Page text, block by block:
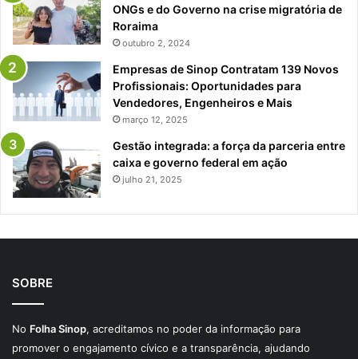
ONGs e do Governo na crise migratória de
Roraima
outubro 2, 2024
Empresas de Sinop Contratam 139 Novos
Profissionais: Oportunidades para
Vendedores, Engenheiros e Mais
março 12, 2025
Gestão integrada: a força da parceria entre
caixa e governo federal em ação
julho 21, 2025
SOBRE
No Folha Sinop, acreditamos no poder da informação para
promover o engajamento cívico e a transparência, ajudando